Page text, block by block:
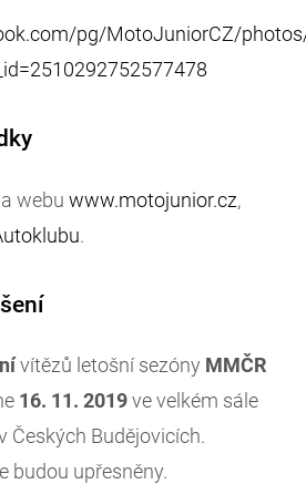
pg/MotoJuniorCZ/
webu www.motojunior.cz,
.
vítězů letošní sezóny MMČR
16. 11. 2019ve velkém sále
Českých Budějovicích.
budou upřesněny.